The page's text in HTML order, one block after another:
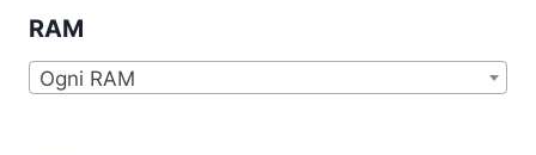
RAM
Ogni RAM